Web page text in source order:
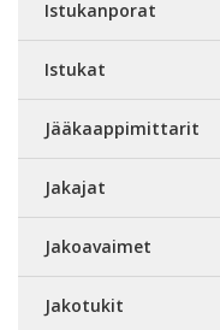
Istukanporat
Istukat
Jääkaappimittarit
Jakajat
Jakoavaimet
Jakotukit